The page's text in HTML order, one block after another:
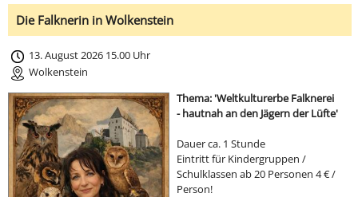
Die Falknerin in Wolkenstein
13. August 2026 15.00 Uhr
Wolkenstein
Thema: 'Weltkulturerbe Falknerei
- hautnah an den Jägern der Lüfte'
Dauer ca. 1 Stunde
Eintritt für Kindergruppen /
Schulklassen ab 20 Personen 4 € /
Person!